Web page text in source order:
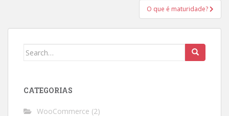
O que é maturidade?
Search
CATEGORIAS
WooCommerce (2)